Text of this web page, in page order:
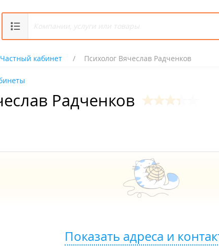
Частный кабинет Психолог Вячеслав Радченков
Радченков
Показать адреса и